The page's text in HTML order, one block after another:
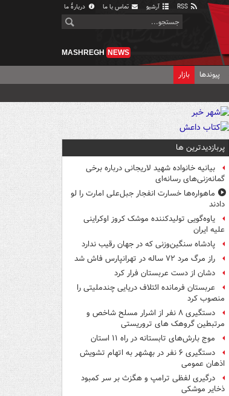
آرشیو تماس با ما دربارهٔ ما
MASHREGH NEWS
پیوندها بازار
پربازدیدترین ها
بیانیه خانواده شهید لاریجانی درباره برخی
گمانه‌زنی‌های رسانه‌ای
ماهواره‌ها خسارت انفجار جبل‌علی امارت را لو
دادند
یاوه‌گویی تولیدکننده موشک کروز اوکراینی
علیه ایران
پادشاه سنگین‌وزنی که در جهان رقیب ندارد
راز مرگ مرد ۷۲ ساله در تهرانپارس فاش شد
دشان از دست عربستان فرار کرد
عربستان فرمانده ائتلاف دریایی چندملیتی را
منصوب کرد
دستگیری ۸ نفر از اشرار مسلح شاخص و
مرتبطین گروهک های تروریستی
موج بارش‌های تابستانه در راه ۱۱ استان
دستگیری ۶ نفر در بهشهر به اتهام تشویش
اذهان عمومی
درگیری لفظی ترامپ و هگزث بر سر کمبود
ذخایر موشکی